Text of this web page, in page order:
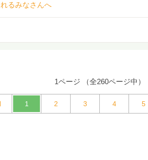
るみなさんへ
1ページ （全260ページ中）
1 2 3 4 5